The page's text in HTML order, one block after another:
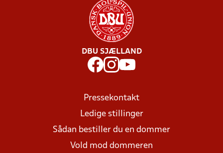
DBU SJÆLLAND
Pressekontakt
Ledige stillinger
Sådan bestiller du en dommer
Vold mod dommeren